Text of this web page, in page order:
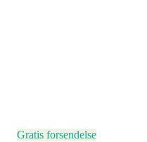
Gratis forsendelse